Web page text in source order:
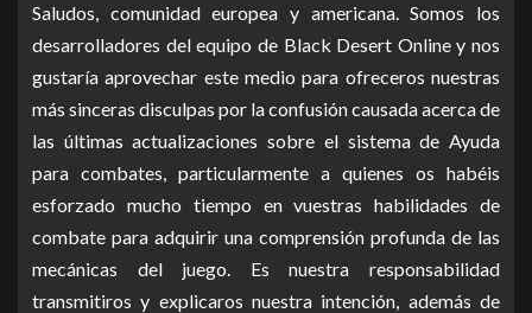
Saludos, comunidad europea y americana. Somos los
desarrolladores del equipo de Black Desert Online y nos
gustaría aprovechar este medio para ofreceros nuestras
más sinceras disculpas por la confusión causada acerca de
las últimas actualizaciones sobre el sistema de Ayuda
para combates, particularmente a quienes os habéis
esforzado mucho tiempo en vuestras habilidades de
combate para adquirir una comprensión profunda de las
mecánicas del juego. Es nuestra responsabilidad
transmitiros y explicaros nuestra intención, además de